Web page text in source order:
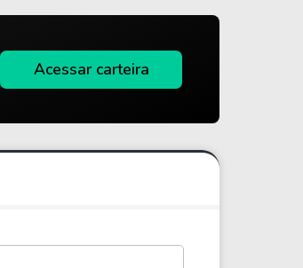
Acessar carteira